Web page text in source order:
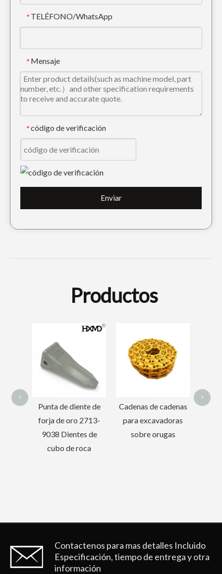
* TELÉFONO/WhatsApp
* Mensaje
* código de verificación
Enviar
Productos
de
Cadenas de cadenas
para excavadoras
sobre orugas
alta resistencia
personalizados de
acero aleado
< >
Contactenos para mas detalles Incluido
Especificación, tiempo de entrega y otra
información